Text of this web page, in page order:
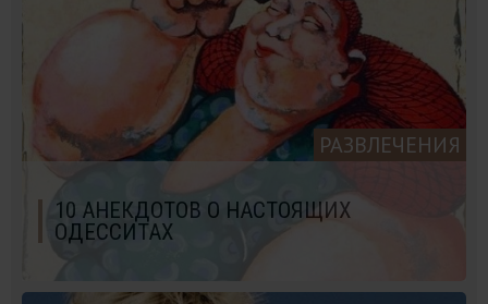
РАЗВЛЕЧЕНИЯ
10 АНЕКДОТОВ О НАСТОЯЩИХ
ОДЕССИТАХ